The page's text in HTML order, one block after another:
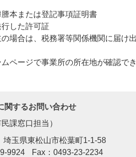
本または登記事項証明書
した許可証
場合は、税務署等関係機関に届け
ページで事業所の所在地が確認で
関するお問い合わせ
課窓口担当
埼玉県東松山市松葉町1-1-58
9924
Fax：0493-23-2234